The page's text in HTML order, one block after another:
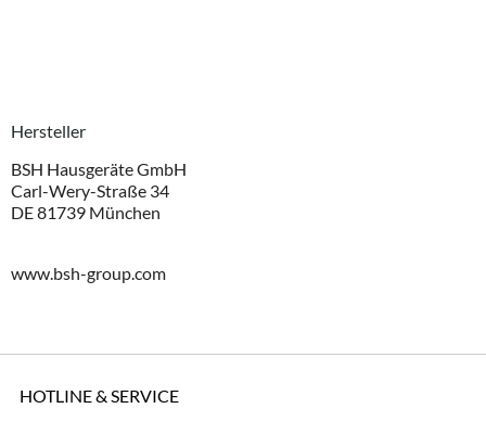
Hersteller
BSH Hausgeräte GmbH
Carl-Wery-Straße 34
DE 81739 München
www.bsh-group.com
HOTLINE & SERVICE